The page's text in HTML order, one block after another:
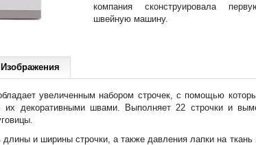
компания сконструировала
швейную машину.
Изображения
увеличенным набором строчек, с помощью
их декоративными швами. Выполняет 22 строчки и
длины и ширины строчки, а также давления лапки на ткань